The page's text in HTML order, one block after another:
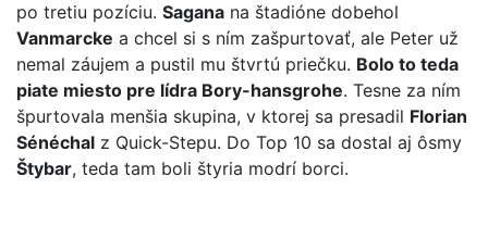
po tretiu pozíciu. Sagana na štadióne dobehol
Vanmarcke a chcel si s ním zašpurtovať, ale Peter už
nemal záujem a pustil mu štvrtú priečku. Bolo to teda
piate miesto pre lídra Bory-hansgrohe. Tesne za ním
špurtovala menšia skupina, v ktorej sa presadil Florian
Sénéchal z Quick-Stepu. Do Top 10 sa dostal aj ôsmy
Štybar, teda tam boli štyria modrí borci.